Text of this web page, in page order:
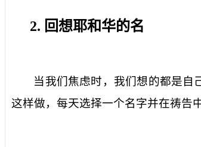
2. 回想耶和华的名
当我们焦虑时，我们想的都是自
这样做，每天选择一个名字并在祷告